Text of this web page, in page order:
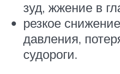
зуд, жжение в
резкое
давления,
судороги.